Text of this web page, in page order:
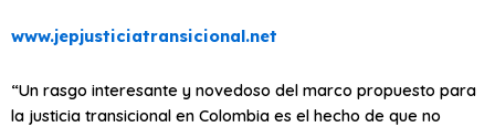
www.jepjusticiatransicional.net
“Un rasgo interesante y novedoso del marco propuesto para
la justicia transicional en Colombia es el hecho de que no